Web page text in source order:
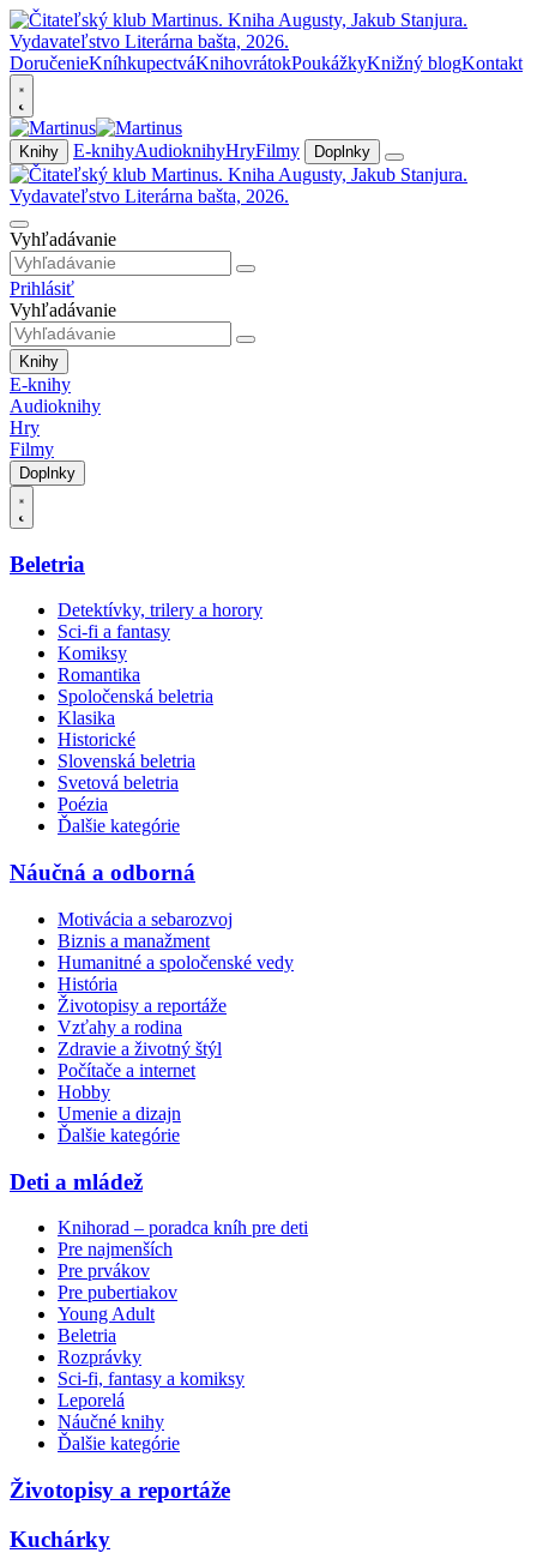
DoručenieKníhkupectváKnihovrátokPoukážkyKnižný blogKontakt
Knihy E-knihyAudioknihyHryFilmy Doplnky
Vyhľadávanie
Prihlásiť
Vyhľadávanie
Knihy
E-knihy
Audioknihy
Hry
Filmy
Doplnky
Beletria
Detektívky, trilery a horory
Sci-fi a fantasy
Komiksy
Romantika
Spoločenská beletria
Klasika
Historické
Slovenská beletria
Svetová beletria
Poézia
Ďalšie kategórie
Náučná a odborná
Motivácia a sebarozvoj
Biznis a manažment
Humanitné a spoločenské vedy
História
Životopisy a reportáže
Vzťahy a rodina
Zdravie a životný štýl
Počítače a internet
Hobby
Umenie a dizajn
Ďalšie kategórie
Deti a mládež
Knihorad – poradca kníh pre deti
Pre najmenších
Pre prvákov
Pre pubertiakov
Young Adult
Beletria
Rozprávky
Sci-fi, fantasy a komiksy
Leporelá
Náučné knihy
Ďalšie kategórie
Životopisy a reportáže
Kuchárky